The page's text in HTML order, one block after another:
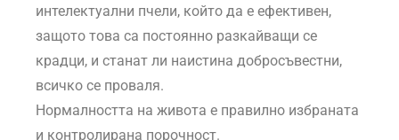
интелектуални пчели, който да е ефективен,
защото това са постоянно разкайващи се
крадци, и станат ли наистина добросъвестни,
всичко се проваля.
Нормалността на живота е правилно избраната
и контролирана порочност.